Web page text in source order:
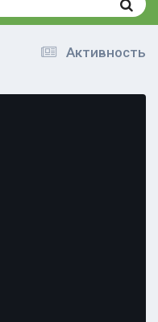
Активность